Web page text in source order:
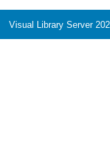
Visual Library Server